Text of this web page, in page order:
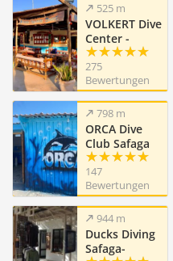
525 m
VOLKERT Dive
Center -
Safaga
Ägypten
275
Bewertungen
798 m
ORCA Dive
Club Safaga
Amarina
Resort
147
Bewertungen
944 m
Ducks Diving
Safaga-